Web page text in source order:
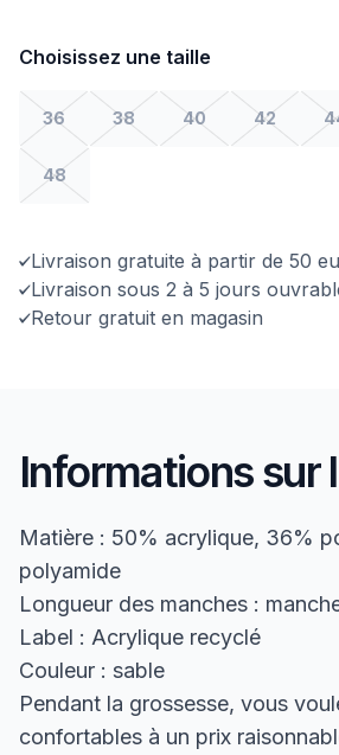
Choisissez une taille
36 38 40 42
48
Livraison gratuite à partir de 50
Livraison sous 2 à 5 jours
Retour gratuit en magasin
Informations sur
Matière : 50% acrylique, 36%
polyamide
Longueur des manches :
Label : Acrylique recyclé
Couleur : sable
Pendant la grossesse, vous
confortables à un prix